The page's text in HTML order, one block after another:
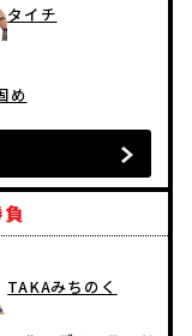
タイチ
め
TAKAみちのく